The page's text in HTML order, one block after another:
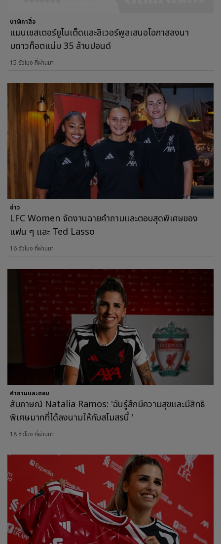
นาฬิกาสื่อ
แมนเชสเตอร์ยูไนเต็ดและลิเวอร์พูลเสนอโอกาสลงนา
มดาวท็อตแน่ม 35 ล้านปอนด์
15 ชั่วโมง ที่ผ่านมา
ข่าว
LFC Women จัดงานฉายคำถามและตอบสุดพิเศษของ
แฟน ๆ และ Ted Lasso
16 ชั่วโมง ที่ผ่านมา
คำถามและตอบ
สัมภาษณ์ Natalia Ramos: 'ฉันรู้สึกมีความสุขและมีสิทธิ
พิเศษมากที่ได้ลงนามให้กับสโมสรนี้ '
18 ชั่วโมง ที่ผ่านมา